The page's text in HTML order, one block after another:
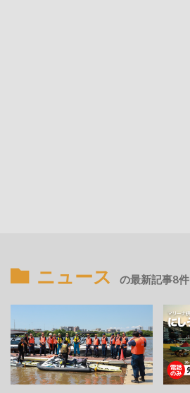
ニュース の最新記事8件